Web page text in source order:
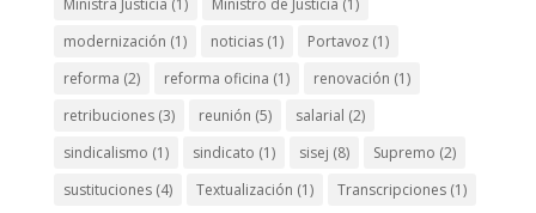
modernización (1) noticias(1) Portavoz(1)
reforma (2) reforma oficina (1) renovación (1)
retribuciones(3) reunión (5) salarial (2)
sindicalismo (1) sindicato (1) sisej (8) Supremo (2)
sustituciones(4) Textualización (1) Transcripciones(1)